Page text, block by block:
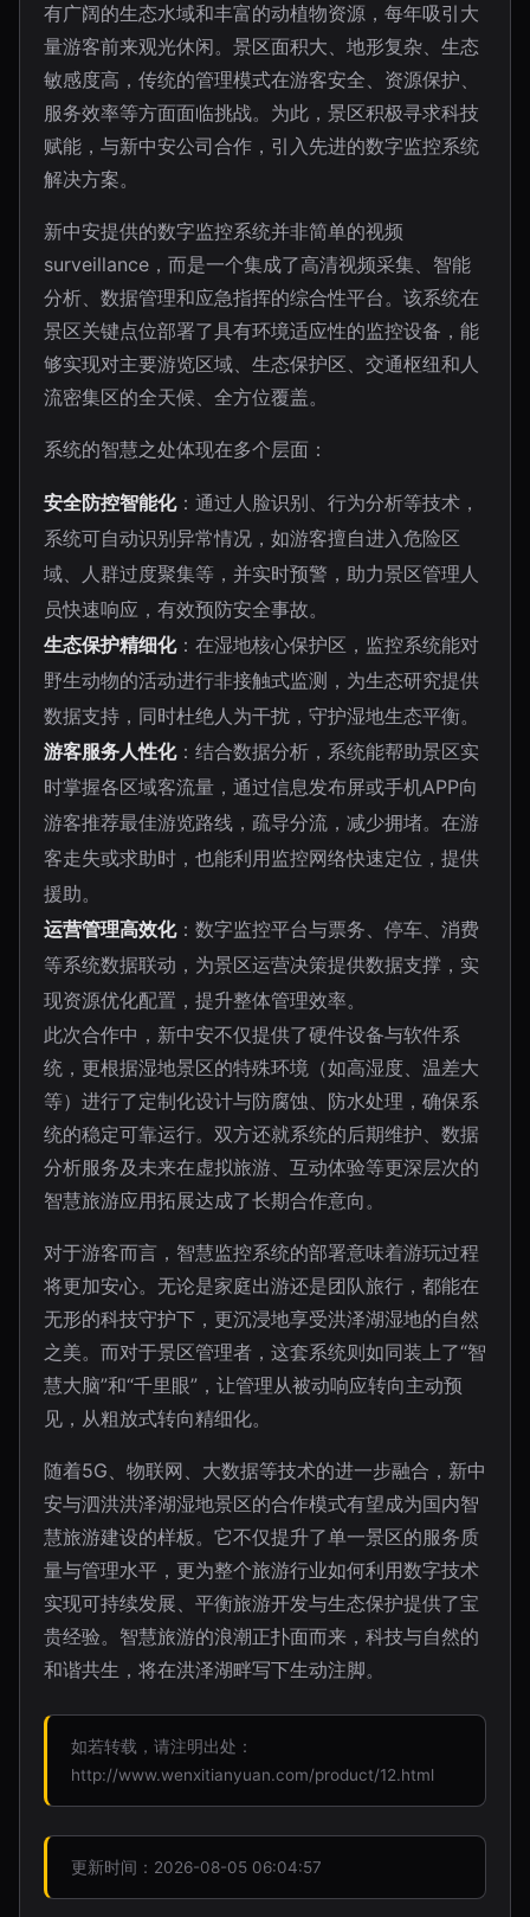
有广阔的生态水域和丰富的动植物资源，每年吸引大
量游客前来观光休闲。景区面积大、地形复杂、生态
敏感度高，传统的管理模式在游客安全、资源保护、
服务效率等方面面临挑战。为此，景区积极寻求科技
赋能，与新中安公司合作，引入先进的数字监控系统
解决方案。
新中安提供的数字监控系统并非简单的视频
surveillance，而是一个集成了高清视频采集、智能
分析、数据管理和应急指挥的综合性平台。该系统在
景区关键点位部署了具有环境适应性的监控设备，能
够实现对主要游览区域、生态保护区、交通枢纽和人
流密集区的全天候、全方位覆盖。
系统的智慧之处体现在多个层面：
安全防控智能化：通过人脸识别、行为分析等技术，
系统可自动识别异常情况，如游客擅自进入危险区
域、人群过度聚集等，并实时预警，助力景区管理人
员快速响应，有效预防安全事故。
生态保护精细化：在湿地核心保护区，监控系统能对
野生动物的活动进行非接触式监测，为生态研究提供
数据支持，同时杜绝人为干扰，守护湿地生态平衡。
游客服务人性化：结合数据分析，系统能帮助景区实
时掌握各区域客流量，通过信息发布屏或手机APP向
游客推荐最佳游览路线，疏导分流，减少拥堵。在游
客走失或求助时，也能利用监控网络快速定位，提供
援助。
运营管理高效化：数字监控平台与票务、停车、消费
等系统数据联动，为景区运营决策提供数据支撑，实
现资源优化配置，提升整体管理效率。
此次合作中，新中安不仅提供了硬件设备与软件系
统，更根据湿地景区的特殊环境（如高湿度、温差大
等）进行了定制化设计与防腐蚀、防水处理，确保系
统的稳定可靠运行。双方还就系统的后期维护、数据
分析服务及未来在虚拟旅游、互动体验等更深层次的
智慧旅游应用拓展达成了长期合作意向。
对于游客而言，智慧监控系统的部署意味着游玩过程
将更加安心。无论是家庭出游还是团队旅行，都能在
无形的科技守护下，更沉浸地享受洪泽湖湿地的自然
之美。而对于景区管理者，这套系统则如同装上了“智
慧大脑”和“千里眼”，让管理从被动响应转向主动预
见，从粗放式转向精细化。
随着5G、物联网、大数据等技术的进一步融合，新中
安与泗洪洪泽湖湿地景区的合作模式有望成为国内智
慧旅游建设的样板。它不仅提升了单一景区的服务质
量与管理水平，更为整个旅游行业如何利用数字技术
实现可持续发展、平衡旅游开发与生态保护提供了宝
贵经验。智慧旅游的浪潮正扑面而来，科技与自然的
和谐共生，将在洪泽湖畔写下生动注脚。
如若转载，请注明出处：
http://www.wenxitianyuan.com/product/12.html
更新时间：2026-08-05 06:04:57